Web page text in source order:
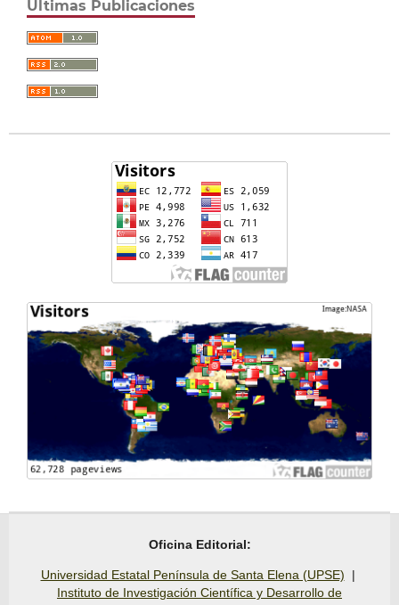
Últimas Publicaciones
Oficina Editorial:
Universidad Estatal Península de Santa Elena (UPSE) |
Instituto de Investigación Científica y Desarrollo de